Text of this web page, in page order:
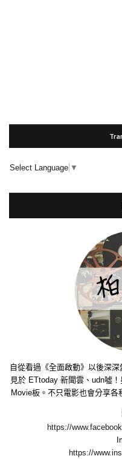
Select Language ▼
自從看過《全面啟動》以後深
見於 ETtoday 新聞雲、udn噓
Movie板。不只電影也會分享各
https://
https://